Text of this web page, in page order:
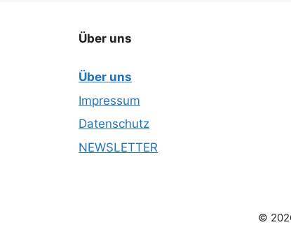
Über uns
Über uns
Impressum
Datenschutz
NEWSLETTER
©